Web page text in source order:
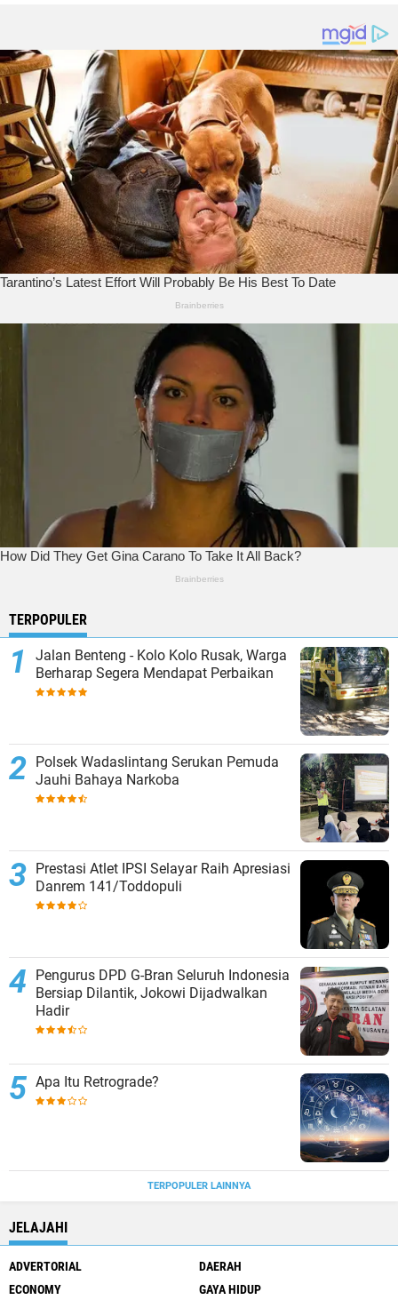
TERPOPULER
Jalan Benteng - Kolo Kolo Rusak, Warga
Berharap Segera Mendapat Perbaikan
Polsek Wadaslintang Serukan Pemuda
Jauhi Bahaya Narkoba
Prestasi Atlet IPSI Selayar Raih Apresiasi
Danrem 141/Toddopuli
Pengurus DPD G-Bran Seluruh Indonesia
Bersiap Dilantik, Jokowi Dijadwalkan
Hadir
Apa Itu Retrograde?
TERPOPULER LAINNYA
JELAJAHI
ADVERTORIAL
DAERAH
ECONOMY
GAYA HIDUP